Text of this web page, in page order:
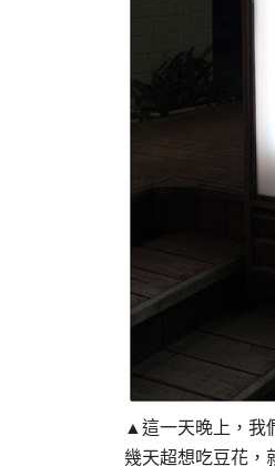
▲這一天晚上，我
幾天超想吃豆花，